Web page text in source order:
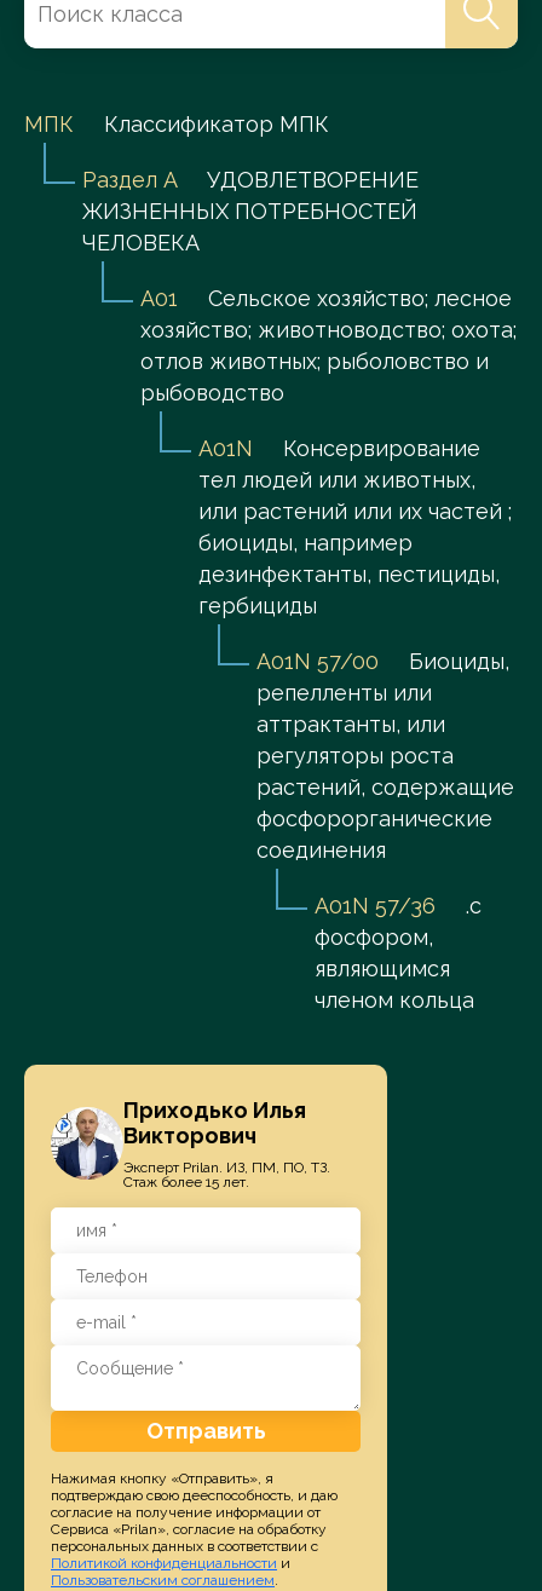
МПК Классификатор МПК
Раздел A
УДОВЛЕТВОРЕНИЕ
ЖИЗНЕННЫХ ПОТРЕБНОСТЕЙ
ЧЕЛОВЕКА
A01
Сельское хозяйство; лесное
хозяйство; животноводство; охота;
отлов животных; рыболовство и
рыбоводство
A01N
Консервирование
тел людей или животных,
или растений или их частей ;
биоциды, например
дезинфектанты, пестициды,
гербициды
A01N 57/00
Биоциды,
репелленты или
аттрактанты, или
регуляторы роста
растений, содержащие
фосфорорганические
соединения
A01N 57/36
.с
фосфором,
являющимся
членом кольца
Приходько Илья
Викторович
Эксперт Prilan. ИЗ, ПМ, ПО, ТЗ.
Стаж более 15 лет.
Отправить
Нажимая кнопку «Отправить», я
подтверждаю свою дееспособность, и даю
согласие на получение информации от
Сервиса «Prilan», согласие на обработку
персональных данных в соответствии с
Политикой конфиденциальности и
Пользовательским соглашением.